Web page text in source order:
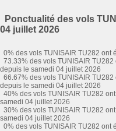
Ponctualité des vols
04 juillet 2026
0% des vols TUNISAIR TU282 ont
73.33% des vols TUNISAIR
depuis le samedi 04 juillet 2026
66.67% des vols TUNISAIR
depuis le samedi 04 juillet 2026
40% des vols TUNISAIR TU282
samedi 04 juillet 2026
30% des vols TUNISAIR TU282
samedi 04 juillet 2026
0% des vols TUNISAIR TU282 ont